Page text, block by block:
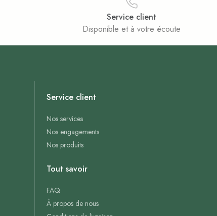
Service client
Disponible et à votre écoute
Service client
Nos services
Nos engagements
Nos produits
Tout savoir
FAQ
À propos de nous